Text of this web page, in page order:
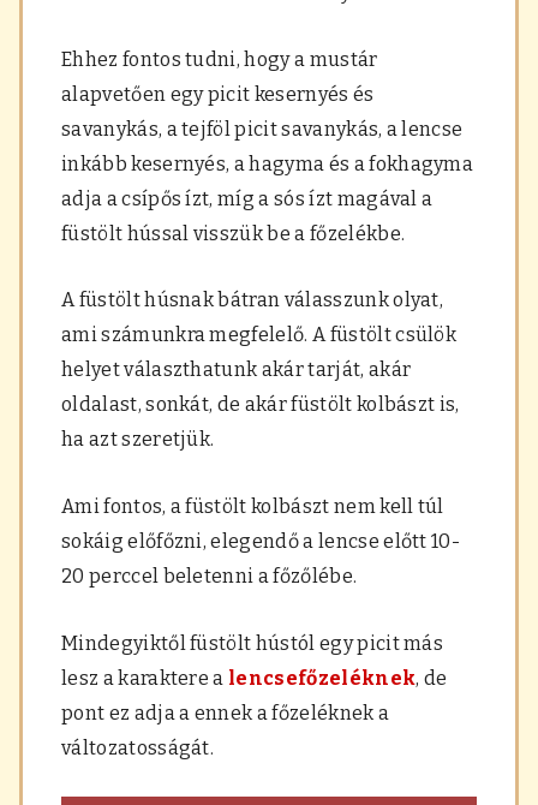
Ehhez fontos tudni, hogy a mustár
alapvetően egy picit kesernyés és
savanykás, a tejföl picit savanykás, a lencse
inkább kesernyés, a hagyma és a fokhagyma
adja a csípős ízt, míg a sós ízt magával a
füstölt hússal visszük be a főzelékbe.
A füstölt húsnak bátran válasszunk olyat,
ami számunkra megfelelő. A füstölt csülök
helyet választhatunk akár tarját, akár
oldalast, sonkát, de akár füstölt kolbászt is,
ha azt szeretjük.
Ami fontos, a füstölt kolbászt nem kell túl
sokáig előfőzni, elegendő a lencse előtt 10-
20 perccel beletenni a főzőlébe.
Mindegyiktől füstölt hústól egy picit más
lesz a karaktere a lencsefőzeléknek, de
pont ez adja a ennek a főzeléknek a
változatosságát.